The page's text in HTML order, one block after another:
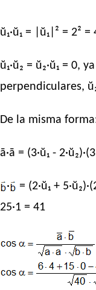
ŭ₁·ŭ₁ = |ŭ₁|² = 2² =
ŭ₁·ŭ₂ = ŭ₂·ŭ₁ = 0,
perpendiculares,
De la misma
ā·ā = (3·ŭ₁ -
·
= (2·ŭ₁ +
25·1 = 41